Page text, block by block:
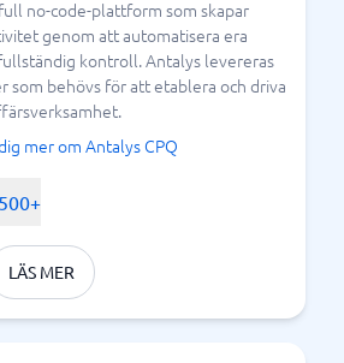
no-code-plattform som skapar
genom att automatisera era
kontroll. Antalys levereras
som behövs för att etablera och driva
mer om Antalys CPQ
LÄS MER